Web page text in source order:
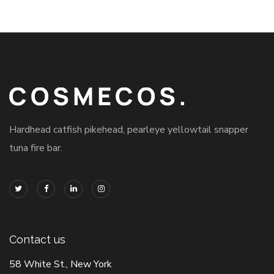
Hardhead catfish pikehead, pearleye yellowtail snapper
tuna fire bar.
Contact us
58 White St., New York